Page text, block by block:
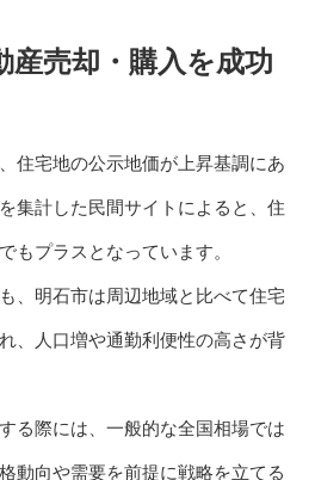
産売却・購入を成功
住宅地の公示地価が上昇基調にあ
集計した民間サイトによると、住
もプラスとなっています。
、明石市は周辺地域と比べて住宅
、人口増や通勤利便性の高さが背
る際には、一般的な全国相場では
動向や需要を前提に戦略を立てる